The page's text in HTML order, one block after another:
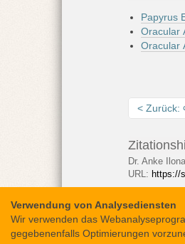
Papyrus
Oracular
Oracular
Zurück:
Verwendung von Analysediensten
Wir verwenden das
gegebenenfalls Optimierungen
Dr. Anke
URL: https://